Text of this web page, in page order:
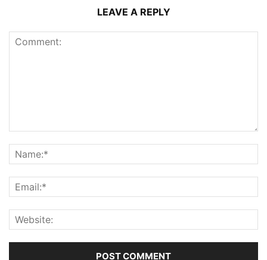
LEAVE A REPLY